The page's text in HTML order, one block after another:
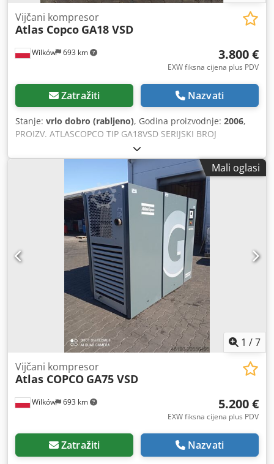
Wilków 693 km
Vijčani kompresor
Atlas Copco GA18 VSD
3.800 €
EXW fiksna cijena plus PDV
Zatražiti Nazvati
Stanje: vrlo dobro (rabljeno), Godina proizvodnje: 2006,
PROIZV. ATLASCOPCO TIP GA18VSD SERIJSKI BROJ
API422436 Crodsyk Tk Ajpfx Ahbjf GODINA 2006 SNAGA
(kW) 18,5 KAPACITET (m3/min) 3,35 TLAK (bar) 13
Mali oglasi
1 /7
Wilków 693 km
Vijčani kompresor
Atlas COPCO GA75 VSD
5.200 €
EXW fiksna cijena plus PDV
Zatražiti Nazvati